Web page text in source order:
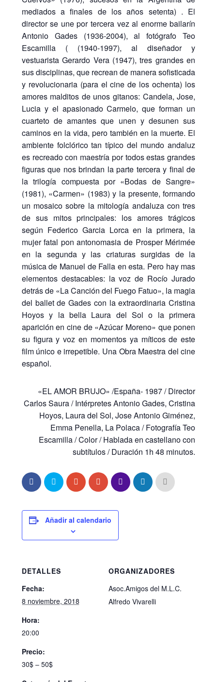
mediados a finales de los años setenta) . El
director se une por tercera vez al enorme bailarín
Antonio Gades (1936-2004), al fotógrafo Teo
Escamilla ( (1940-1997), al diseñador y
vestuarista Gerardo Vera (1947), tres grandes en
sus disciplinas, que recrean de manera sofisticada
y revolucionaria (para el cine de los ochenta) los
amores malditos de unos gitanos: Candela, Jose,
Lucia y el apasionado Carmelo, que forman un
cuarteto de amantes que unen y desunen sus
caminos en la vida, pero también en la muerte. El
ambiente folclórico tan típico del mundo andaluz
es recreado con maestría por todos estas grandes
figuras que nos brindan la parte tercera y final de
la trilogía compuesta por «Bodas de Sangre»
(1981), «Carmen» (1983) y la presente, formando
un mosaico sobre la mitología andaluza con tres
de sus mitos principales: los amores trágicos
según Federico Garcia Lorca en la primera, la
mujer fatal pon antonomasia de Prosper Mérimée
en la segunda y las criaturas surgidas de la
música de Manuel de Falla en esta. Pero hay mas
elementos destacables: la voz de Rocío Jurado
detrás de «La Canción del Fuego Fatuo», la magia
del ballet de Gades con la extraordinaria Cristina
Hoyos y la bella Laura del Sol o la primera
aparición en cine de «Azúcar Moreno» que ponen
su figura y voz en momentos ya míticos de este
film único e irrepetible. Una Obra Maestra del cine
español.
«EL AMOR BRUJO» /España- 1987 / Director
Carlos Saura / Intérpretes Antonio Gades, Cristina
Hoyos, Laura del Sol, Jose Antonio Giménez,
Emma Penella, La Polaca / Fotografía Teo
Escamilla / Color / Hablada en castellano con
subtítulos / Duración 1h 48 minutos.
Añadir al calendario
DETALLES
Fecha:
8 noviembre, 2018
Hora:
20:00
Precio:
30$ – 50$
ORGANIZADORES
Asoc.Amigos del M.L.C.
Alfredo Vivarelli